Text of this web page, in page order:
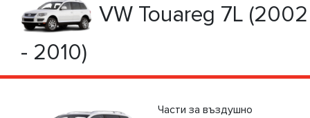
VW Touareg 7L (2002
- 2010)
Части за въздушно